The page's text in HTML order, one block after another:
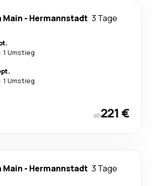
Main - Hermannstadt 3 Tage
· 1 Umstieg
· 1 Umstieg
ab221 €
Main - Hermannstadt 3 Tage